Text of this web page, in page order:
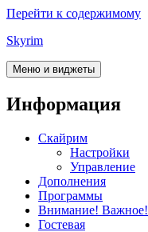
Перейти к содержимому
Skyrim
Меню и виджеты
Информация
Скайрим
Настройки
Управление
Дополнения
Программы
Внимание! Важное!
Гостевая